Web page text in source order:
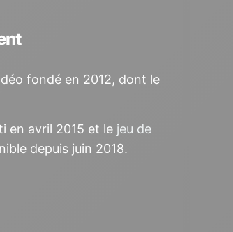
fondé en 2012, dont le
en avril 2015 et le jeu de
depuis juin 2018.